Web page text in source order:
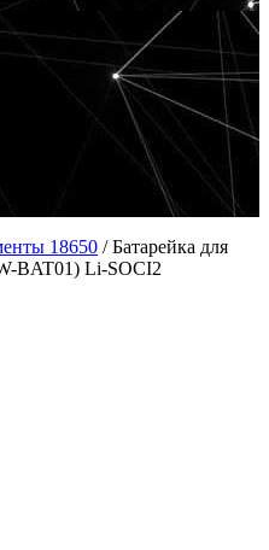
18650 /Батарейка для
BAT01) Li-SOCI2